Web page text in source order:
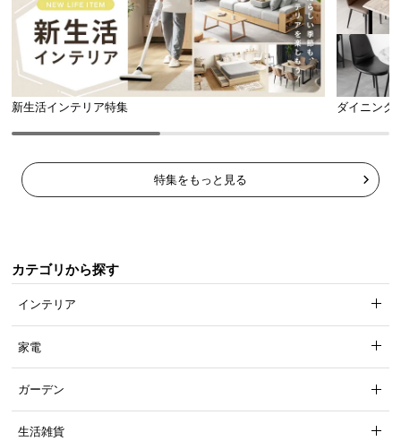
メンテナンスも簡単
新生活インテリア特集 ダイニング
特集をもっと見る
カテゴリから探す
インテリア
家電
ガーデン
生活雑貨